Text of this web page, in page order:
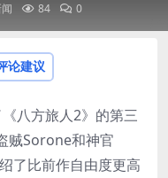
84 0
论建议
八方旅人2》的第三
贼Sorone和神官
了比前作自由度更高